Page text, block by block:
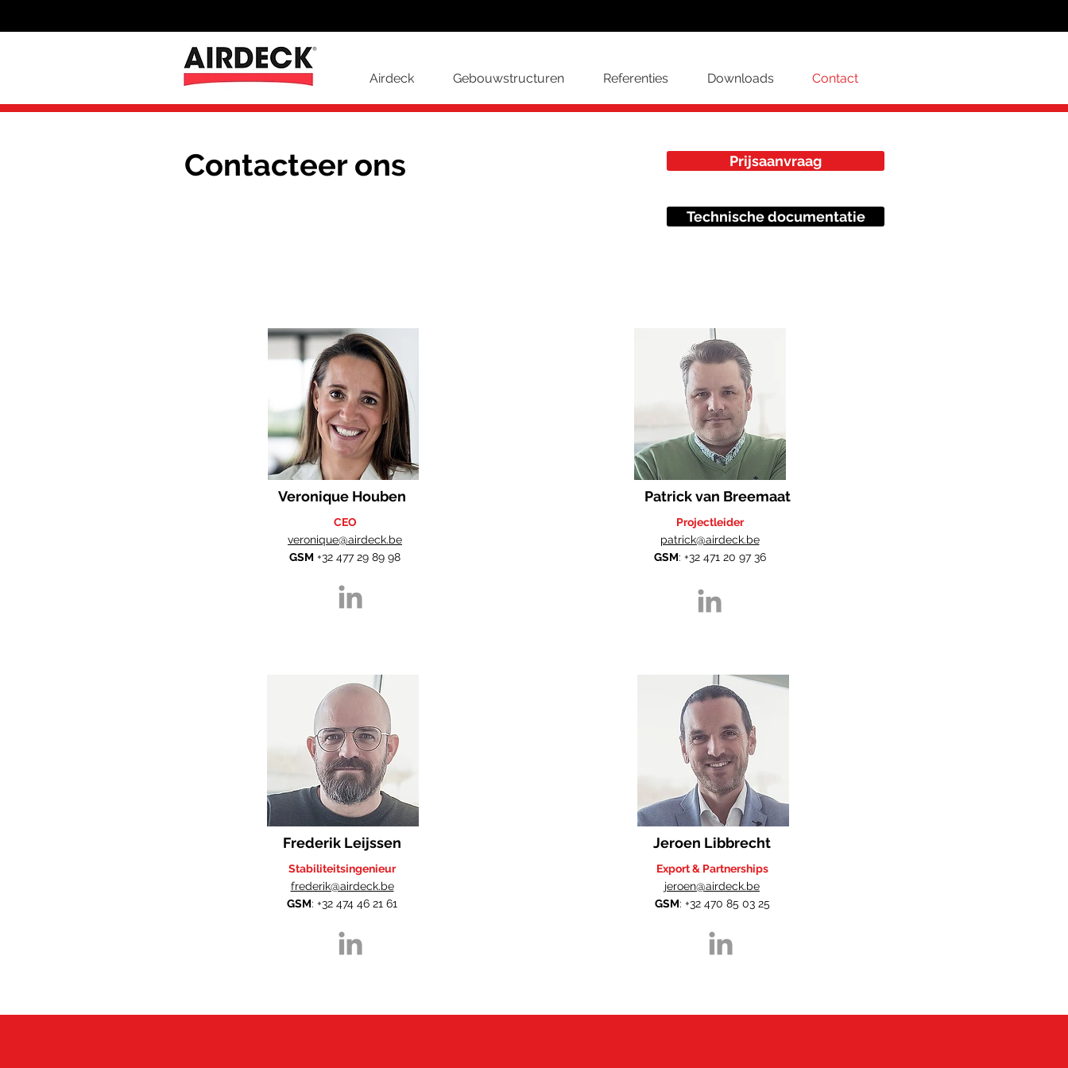
Airdeck Gebouwstructuren Referenties Downloads Contact
Contacteer ons Prijsaanvraag
Technische documentatie
Veronique Houben
CEO
veronique@airdeck.be
GSM +32 477 29 89 98
Patrick van Breemaat
Projectleider
patrick@airdeck.be
GSM: +32 471 20 97 36
Frederik Leijssen
Stabiliteitsingenieur
frederik@airdeck.be
GSM: +32 474 46 21 61
Jeroen Libbrecht
Export & Partnerships
jeroen@airdeck.be
GSM: +32 470 85 03 25